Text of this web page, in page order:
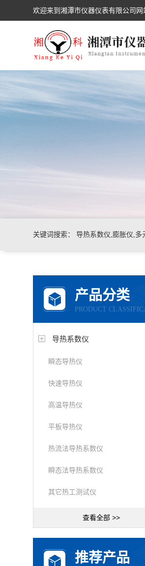
欢迎来到湘潭市仪器仪表有限公司网
关键词搜索： 导热系数仪,膨胀仪,多元素快速分析仪
产品分类
导热系数仪
瞬态导热仪
快速导热仪
高温导热仪
平板导热仪
热流法导热系数仪
瞬态法导热系数仪
其它热工测试仪
查看全部 >>
推荐产品